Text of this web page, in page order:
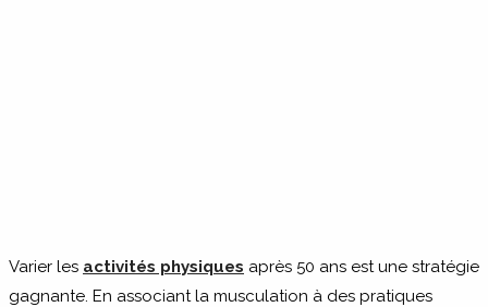
Varier les activités physiques après 50 ans est une stratégie
gagnante. En associant la musculation à des pratiques